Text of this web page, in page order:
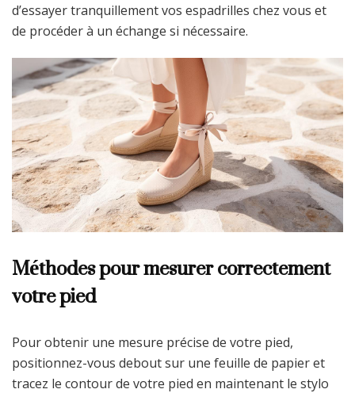
d’essayer tranquillement vos espadrilles chez vous et
de procéder à un échange si nécessaire.
Méthodes pour mesurer correctement
votre pied
Pour obtenir une mesure précise de votre pied,
positionnez-vous debout sur une feuille de papier et
tracez le contour de votre pied en maintenant le stylo